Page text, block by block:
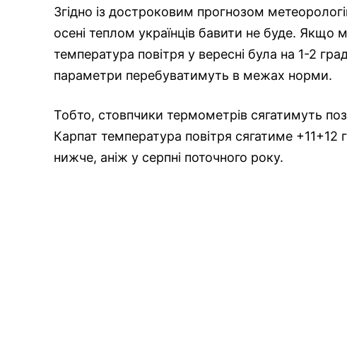
Згідно із достроковим прогнозом
осені теплом українців бавити не буде. Якщо
температура повітря у вересні була на 1-2
параметри перебуватимуть в межах норми.
Тобто, стовпчики термометрів сягатимуть
Карпат температура повітря сягатиме +11+12
нижче, аніж у серпні поточного року.